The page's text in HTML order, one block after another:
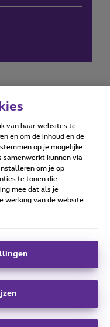
statement
conform het
van haar websites te
en om de inhoud en de
op je mogelijke
samenwerkt kunnen via
om je op
te tonen die
mee dat als je
werking van de website